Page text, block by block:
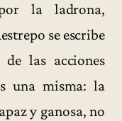
la ladrona,
se escribe
las acciones
una misma: la
y ganosa, no